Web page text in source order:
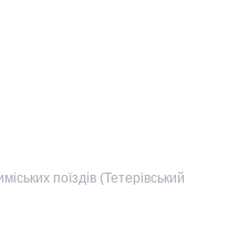
поїздів (Тетерівський